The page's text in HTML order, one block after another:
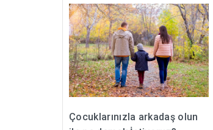
Çocuklarınızla arkadaş olun